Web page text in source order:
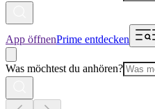
App öffnenPrime entdecken
Was möchtest du anhören?